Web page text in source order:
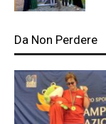
Da Non Perdere